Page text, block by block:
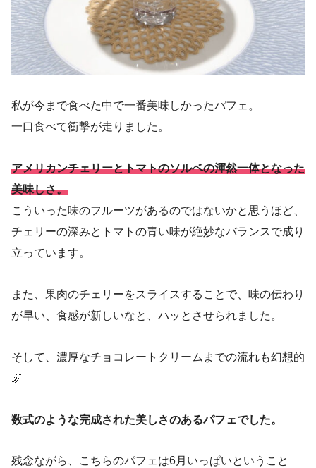
私が今まで食べた中で一番美味しかったパフェ。
一口食べて衝撃が走りました。
アメリカンチェリーとトマトのソルベの渾然一体となった
美味しさ。
こういった味のフルーツがあるのではないかと思うほど、
チェリーの深みとトマトの青い味が絶妙なバランスで成り
立っています。
また、果肉のチェリーをスライスすることで、味の伝わり
が早い、食感が新しいなと、ハッとさせられました。
そして、濃厚なチョコレートクリームまでの流れも幻想的
🌌
数式のような完成された美しさのあるパフェでした。
残念ながら、こちらのパフェは6月いっぱいということ